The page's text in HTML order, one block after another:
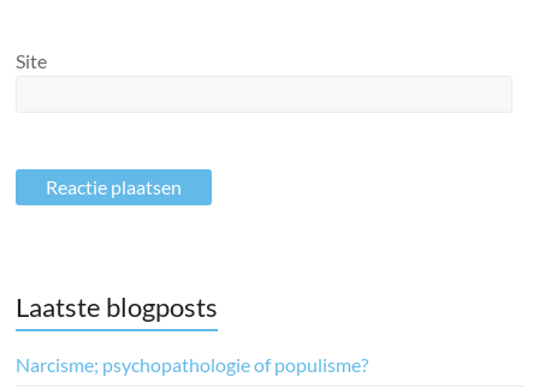
Site
Laatste blogposts
Narcisme; psychopathologie of populisme?